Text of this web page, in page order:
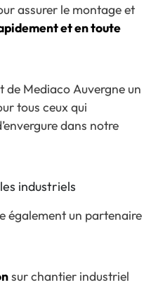
assurer le montage et
et en toute
de Mediaco Auvergne un
tous ceux qui
dans notre
industriels
également un partenaire
sur chantier industriel